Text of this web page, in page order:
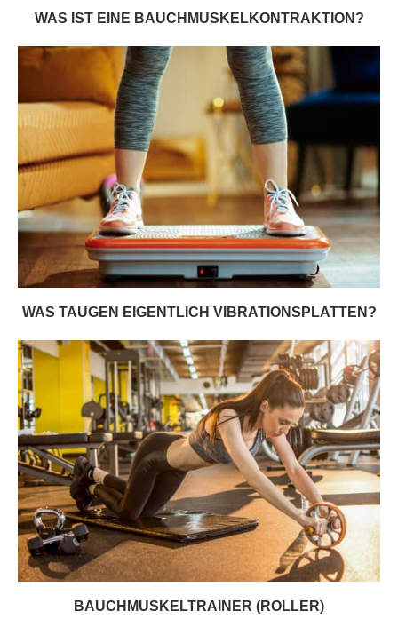
WAS IST EINE BAUCHMUSKELKONTRAKTION?
WAS TAUGEN EIGENTLICH VIBRATIONSPLATTEN?
BAUCHMUSKELTRAINER (ROLLER)